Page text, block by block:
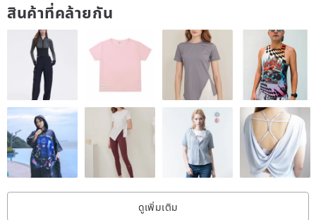
Color: Army Green/Navy
Size: M/L/XL
Material: 64 blended fabric (Teflon waterproof and stain-resistant
processing)
made in China
size:
M: Chest width 54 cm / Length 60-68 cm
L: Chest width 57 cm / Length 62-70 cm
XL: Chest 60 cm / Length 64-72 cm
สินค้าที่คล้ายกัน
ดูเพิ่มเติม